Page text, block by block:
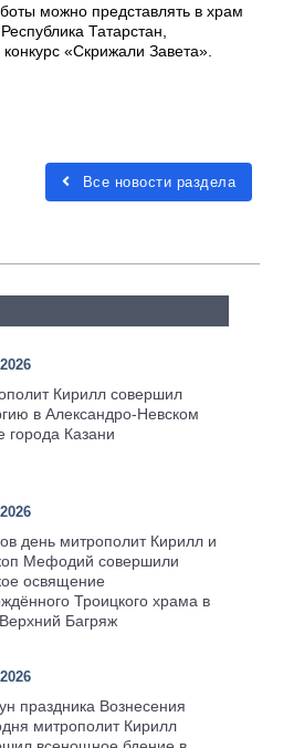
можно представлять в храм
Татарстан,
«Скрижали Завета».
Все новости раздела
Кирилл совершил
в Александро-Невском
города Казани
день митрополит Кирилл и
Мефодий совершили
освящение
Троицкого храма в
Багряж
праздника Вознесения
митрополит Кирилл